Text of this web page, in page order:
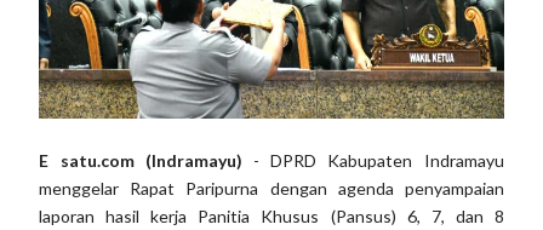
E satu.com (Indramayu) - DPRD Kabupaten Indramayu
menggelar Rapat Paripurna dengan agenda penyampaian
laporan hasil kerja Panitia Khusus (Pansus) 6, 7, dan 8